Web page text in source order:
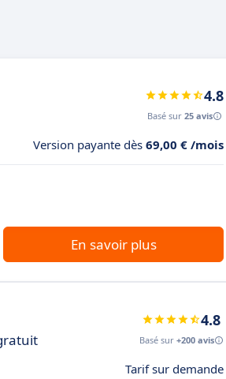
4.8
Basé sur 25 avis
Version payante dès 69,00 € /mois
En savoir plus
4.8
Basé sur +200 avis
Tarif sur demande